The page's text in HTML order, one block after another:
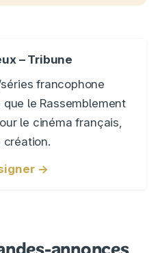
– Tribune
francophone
le Rassemblement
le cinéma français,
création.
→